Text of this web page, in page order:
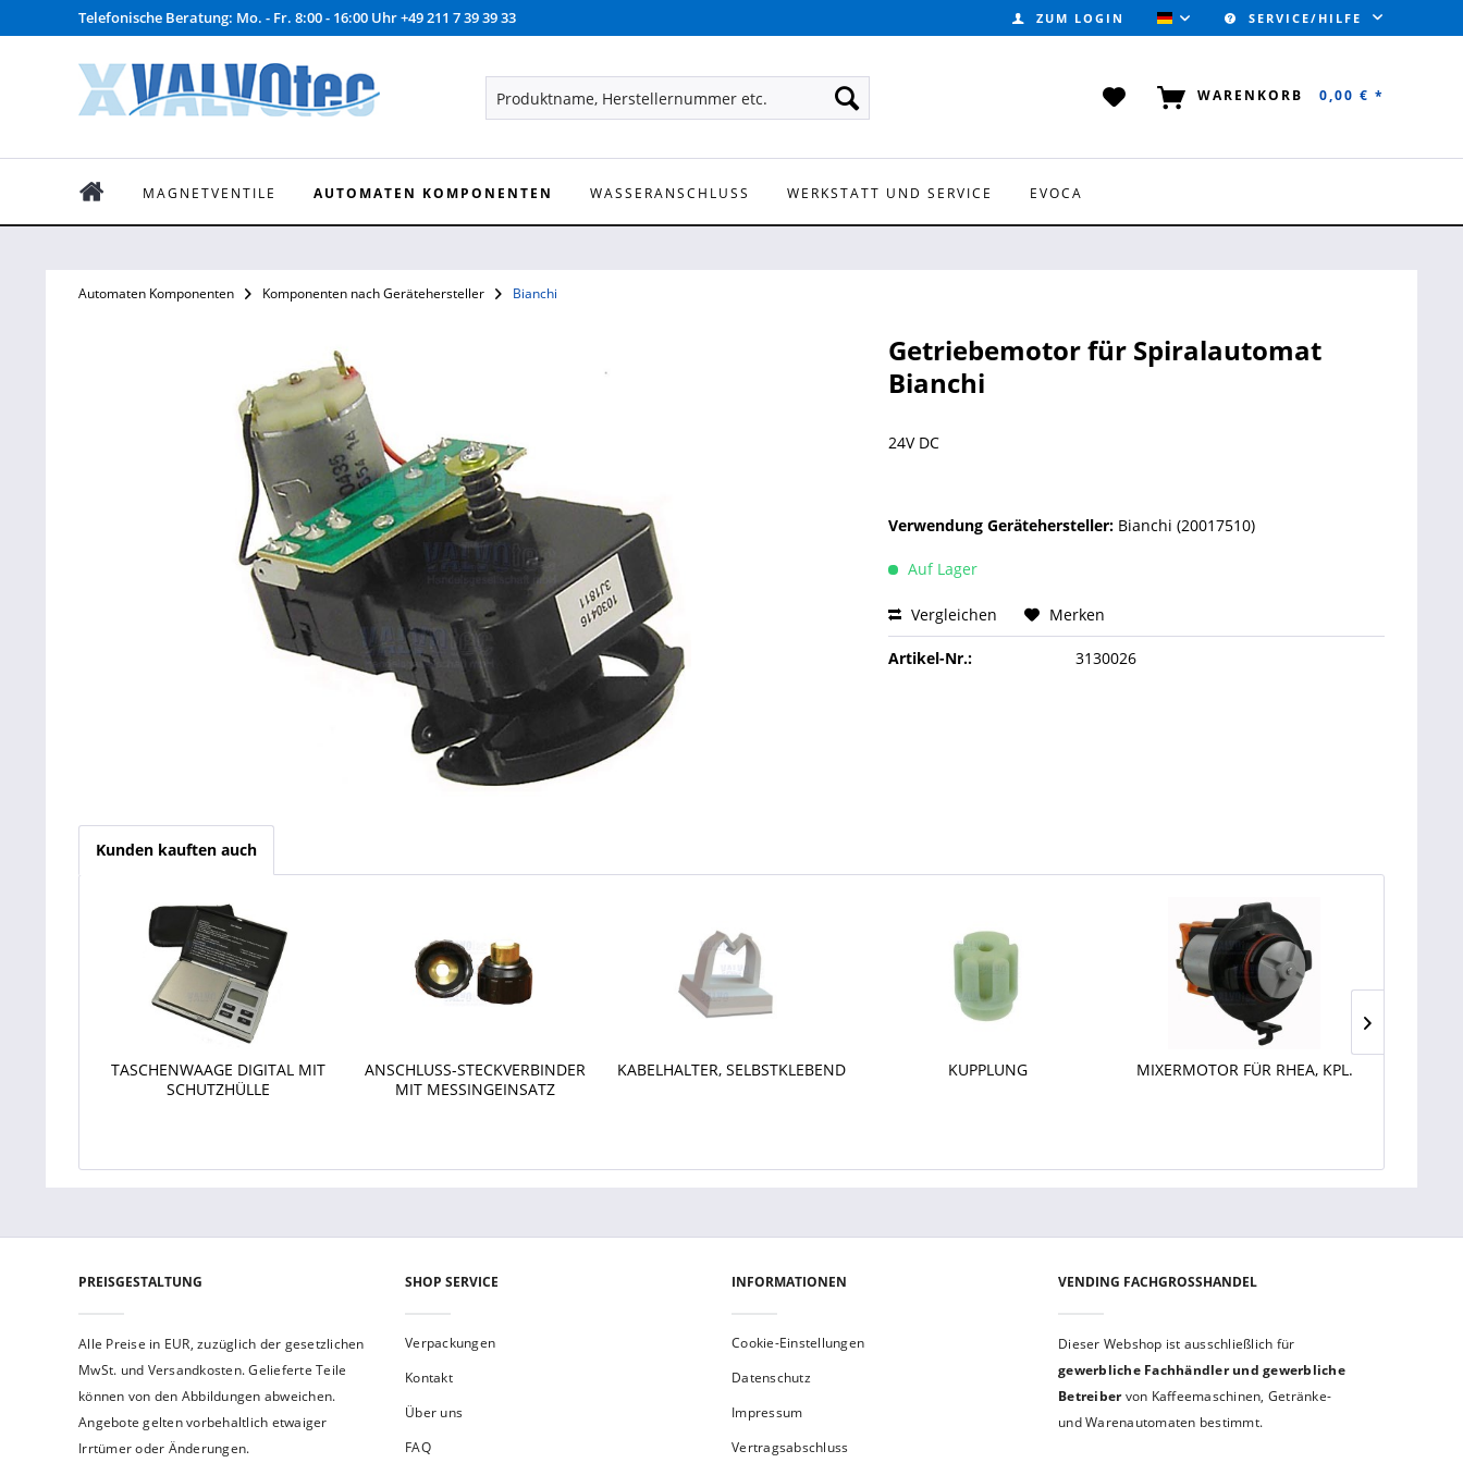
Telefonische Beratung: Mo. - Fr. 8:00 - 16:00 Uhr +49 211 7 39 39 33 ZUM LOGIN VALVOTEC (DEUTSCH)
SERVICE/HILFE
WARENKORB 0,00 € *
MAGNETVENTILE AUTOMATEN KOMPONENTEN WASSERANSCHLUSS WERKSTATT UND SERVICE EVOCA
Automaten Komponenten Komponenten nach Gerätehersteller Bianchi
Getriebemotor für Spiralautomat
Bianchi
24V DC
Verwendung Gerätehersteller: Bianchi (20017510)
Auf Lager
Vergleichen Merken
Artikel-Nr.: 3130026
Kunden kauften auch
TASCHENWAAGE DIGITAL MIT
SCHUTZHÜLLE
ANSCHLUSS-STECKVERBINDER
MIT MESSINGEINSATZ
KABELHALTER, SELBSTKLEBEND KUPPLUNG MIXERMOTOR FÜR RHEA, KPL.
PREISGESTALTUNG
Alle Preise in EUR, zuzüglich der gesetzlichen
MwSt. und Versandkosten. Gelieferte Teile
können von den Abbildungen abweichen.
Angebote gelten vorbehaltlich etwaiger
Irrtümer oder Änderungen.
SHOP SERVICE
Verpackungen
Kontakt
Über uns
FAQ
INFORMATIONEN
Cookie-Einstellungen
Datenschutz
Impressum
Vertragsabschluss
VENDING FACHGROSSHANDEL
Dieser Webshop ist aus­schließ­lich für
gewerbliche Fach­händler und gewerb­liche
Betreibervon Kaffeemaschinen, Getränke-
und Warenautomaten bestimmt.